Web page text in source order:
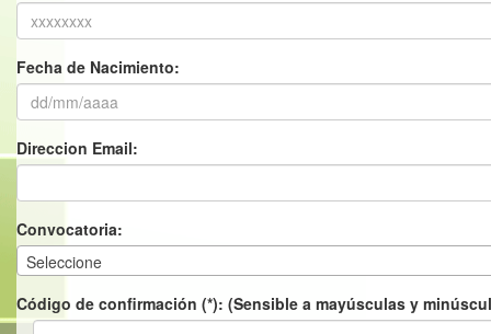
Fecha de Nacimiento:
Direccion Email:
Convocatoria:
Seleccione
Código de confirmación (*): (Sensible a mayúsculas y